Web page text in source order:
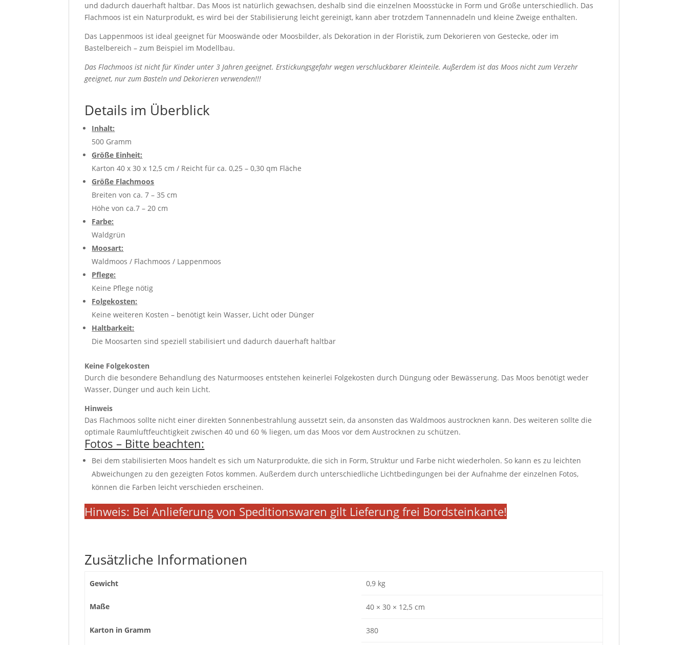
und dadurch dauerhaft haltbar. Das Moos ist natürlich gewachsen, deshalb sind die einzelnen Moosstücke in Form und Größe unterschiedlich. Das
Flachmoos ist ein Naturprodukt, es wird bei der Stabilisierung leicht gereinigt, kann aber trotzdem Tannennadeln und kleine Zweige enthalten.
Das Lappenmoos ist ideal geeignet für Mooswände oder Moosbilder, als Dekoration in der Floristik, zum Dekorieren von Gestecke, oder im
Bastelbereich – zum Beispiel im Modellbau.
Das Flachmoos ist nicht für Kinder unter 3 Jahren geeignet. Erstickungsgefahr wegen verschluckbarer Kleinteile. Außerdem ist das Moos nicht zum Verzehr
geeignet, nur zum Basteln und Dekorieren verwenden!!!
Details im Überblick
Inhalt:
500 Gramm
Größe Einheit:
Karton 40 x 30 x 12,5 cm / Reicht für ca. 0,25 – 0,30 qm Fläche
Größe Flachmoos
Breiten von ca. 7 – 35 cm
Höhe von ca.7 – 20 cm
Farbe:
Waldgrün
Moosart:
Waldmoos / Flachmoos / Lappenmoos
Pflege:
Keine Pflege nötig
Folgekosten:
Keine weiteren Kosten – benötigt kein Wasser, Licht oder Dünger
Haltbarkeit:
Die Moosarten sind speziell stabilisiert und dadurch dauerhaft haltbar
Keine Folgekosten
Durch die besondere Behandlung des Naturmooses entstehen keinerlei Folgekosten durch Düngung oder Bewässerung. Das Moos benötigt weder
Wasser, Dünger und auch kein Licht.
Hinweis
Das Flachmoos sollte nicht einer direkten Sonnenbestrahlung aussetzt sein, da ansonsten das Waldmoos austrocknen kann. Des weiteren sollte die
optimale Raumluftfeuchtigkeit zwischen 40 und 60 % liegen, um das Moos vor dem Austrocknen zu schützen.
Fotos – Bitte beachten:
Bei dem stabilisierten Moos handelt es sich um Naturprodukte, die sich in Form, Struktur und Farbe nicht wiederholen. So kann es zu leichten
Abweichungen zu den gezeigten Fotos kommen. Außerdem durch unterschiedliche Lichtbedingungen bei der Aufnahme der einzelnen Fotos,
können die Farben leicht verschieden erscheinen.
Hinweis: Bei Anlieferung von Speditionswaren gilt Lieferung frei Bordsteinkante!
Zusätzliche Informationen
Gewicht 0,9 kg
Maße 40 × 30 × 12,5 cm
Karton in Gramm 380